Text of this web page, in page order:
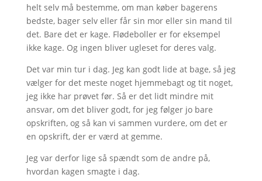
helt selv må bestemme, om man køber bagerens
bedste, bager selv eller får sin mor eller sin mand til
det. Bare det er kage. Flødeboller er for eksempel
ikke kage. Og ingen bliver ugleset for deres valg.
Det var min tur i dag. Jeg kan godt lide at bage, så jeg
vælger for det meste noget hjemmebagt og tit noget,
jeg ikke har prøvet før. Så er det lidt mindre mit
ansvar, om det bliver godt, for jeg følger jo bare
opskriften, og så kan vi sammen vurdere, om det er
en opskrift, der er værd at gemme.
Jeg var derfor lige så spændt som de andre på,
hvordan kagen smagte i dag.